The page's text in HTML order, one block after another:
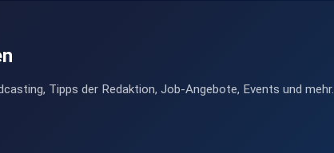
Tipps der Redaktion, Job-Angebote, Events und mehr.